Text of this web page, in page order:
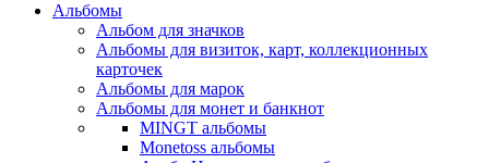
Альбомы
Альбом для значков
Альбомы для визиток, карт, коллекционных
карточек
Альбомы для марок
Альбомы для монет и банкнот
MINGT альбомы
Monetoss альбомы